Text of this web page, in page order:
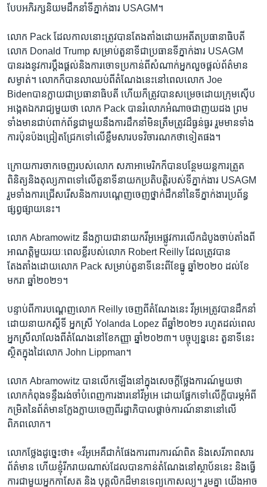
បែប​អភិរក្ស​និយម​ដឹកនាំ​ទីភ្នាក់ងារ USAGM។
លោក​ Pack​ ដែលកាលនោះ​ត្រូវបាន​តែងតាំង​ដោយអតីតប្រធានាធិបតី
លោក Donald Trump សម្រាប់​តួនាទី​ជា​ប្រធាន​ទីភ្នាក់ងារ USAGM
បានរងនូវ​ការ​ប្ដឹងផ្ដល់​និង​ការ​ចោទប្រកាន់​ពី​សំណាក់​អ្នកលួច​ផ្តល់​ព័ត៌មាន​
សម្ងាត់។ លោក​ក៏បាន​លាឈប់​ពី​តំណែង​នេះ​នៅ​ពេល​លោក​ Joe
Bidenបាន​ក្លាយ​ជា​ប្រធានាធិបតី​ ហើយ​ក៏ត្រូវបាន​សម្រេច​ដោយ​ក្រុម​ស៊ើប
អង្កេត​ឯករាជ្យ​មួយ​ថា លោក Pack បាន​រំលោភ​អំណាច​ជា​ញយដង​ ព្រម
ទាំង​មាន​ជាប់​ពាក់​ព័ន្ធ​ជាមួយ​នឹង​ការដឹកនាំ​មិនត្រឹម​ត្រូវ​ដ៏ធ្ងន់ធ្ងរ រួមមាន​ទាំង
ការ​ប៉ុនប៉ង​ជ្រៀតជ្រែក​ទៅលើ​ខ្លឹមសារ​បទវិចារណកថា​ទៀត​ផង។
ក្រោយ​ការចាកចេញ​របស់​លោក សភា​អាមេរិក​ក៏បាន​បន្ថែម​យន្តការ​ត្រួត
ពិនិត្យនិង​តុល្យភាព​ទៅលើ​តួនាទី​នាយក​ប្រតិបត្តិ​របស់​ទីភ្នាក់ងារ USAGM​
រួមទាំង​ការ​ជ្រើសរើស​និង​ការ​បណ្ដេញ​ចេញ​ថ្នាក់ដឹកនាំ​នៃ​ទីភ្នាក់ងារ​ប្រព័ន្ធ​
ផ្សព្វផ្សាយ​នេះ។
លោក Abramowitz នឹង​ក្លាយជា​នាយក​វីអូអេ​ផ្លូវការ​លើក​ដំបូង​ចាប់តាំង​ពី​
អាណត្តិ​មួយ​រយៈ​ពេល​ខ្លី​របស់​លោក Robert Reilly ដែល​ត្រូវបាន​
តែងតាំង​ដោយ​លោក Pack សម្រាប់​តួនាទី​នេះ​ពី​ខែធ្នូ ឆ្នាំ២០២០ ដល់​ខែ
មករា ឆ្នាំ២០២១។
បន្ទាប់ពី​ការបណ្ដេញ​លោក ​Reilly ចេញ​ពីតំណែង​នេះ វីអូអេ​ត្រូវបាន​ដឹកនាំ​
ដោយ​នាយក​ស្ដីទី អ្នកស្រី Yolanda Lopez ពី​ឆ្នាំ​២០២១ រហូត​ដល់ពេល​
អ្នកស្រី​លាលែង​ពីតំណែងនៅ​ខែកញ្ញា ឆ្នាំ២០២៣។​ បច្ចុប្បន្ន​នេះ តួនាទី​នេះ​
ស្ថិត​ក្នុង​ដៃ​លោក John Lippman។
លោក Abramowitz បាន​លើក​ឡើង​នៅក្នុង​សេចក្ដីថ្លែងការណ៍​មួយថា​
លោក​កំពុង​ទន្ទឹង​រង់ចាំ​បំពេញ​ការងារ​នៅ​វីអូអេ ដោយផ្អែក​ទៅលើ​ក្ដីបារម្ភ​អំពី​
កម្រិត​នៃ​ព័ត៌មាន​ក្លែងក្លាយ​ចេញ​ពី​រដ្ឋាភិបាលផ្ដាច់ការណ៍​នានា​នៅ​លើ​
ពិភពលោក។
លោកថ្លែង​ដូច្នេះ​ថា៖ «វីអូអេ​គឺជា​កំផែងការពារ​ការណ៍​ពិត និង​សេរីភាព​សារ
ព័ត៌មាន ហើយ​ខ្ញុំ​រីករាយ​ណាស់​ដែល​បាន​កាន់​តំណែង​នៅ​ស្ថាប័ននេះ និង​ធ្វើ
ការ​ជាមួយ​អ្នកកាសែត និង បុគ្គលិក​ដ៏មាន​ទេព្យកោសល្យ​។ ​រួមគ្នា​ យើង​អាច​